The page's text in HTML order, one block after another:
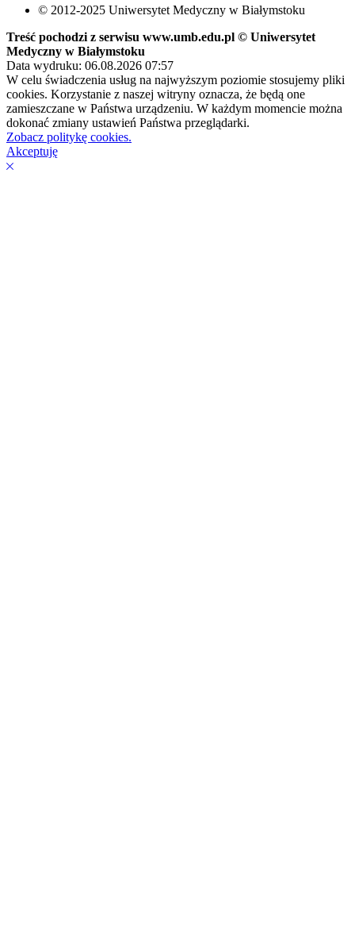
© 2012-2025 Uniwersytet Medyczny w Białymstoku
Treść pochodzi z serwisu www.umb.edu.pl © Uniwersytet
Medyczny w Białymstoku
Data wydruku: 06.08.2026 07:57
W celu świadczenia usług na najwyższym poziomie stosujemy pliki
cookies. Korzystanie z naszej witryny oznacza, że będą one
zamieszczane w Państwa urządzeniu. W każdym momencie można
dokonać zmiany ustawień Państwa przeglądarki.
Zobacz politykę cookies.
Akceptuję